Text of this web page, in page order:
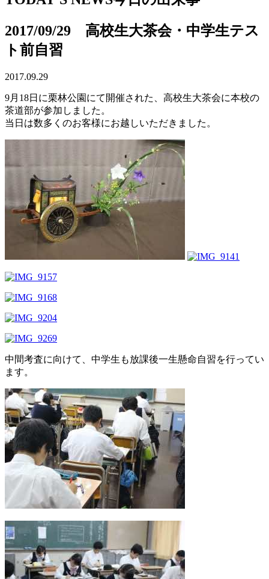
2017/09/29 高校生大茶会・中学生テス
ト前自習
2017.09.29
9月18日に栗林公園にて開催された、高校生大茶会に本校の
茶道部が参加しました。
当日は数多くのお客様にお越しいただきました。
中間考査に向けて、中学生も放課後一生懸命自習を行ってい
ます。